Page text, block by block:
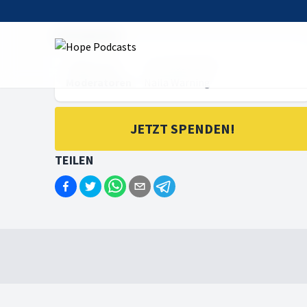
METADATEN
JETZT SPENDEN!
TEILEN